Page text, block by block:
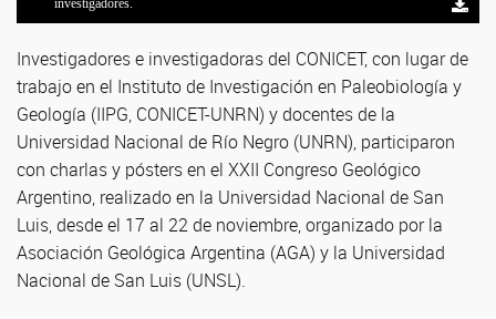
investigadores.
investigadores.
investigadores.
Geológico Argentino. Foto: gentileza investigadores.
gentileza investigadores.
investigadores.
investigadores.
investigadores.
investigadores.
Investigadores e investigadoras del CONICET, con lugar de
trabajo en el Instituto de Investigación en Paleobiología y
Geología (IIPG, CONICET-UNRN) y docentes de la
Universidad Nacional de Río Negro (UNRN), participaron
con charlas y pósters en el XXII Congreso Geológico
Argentino, realizado en la Universidad Nacional de San
Luis, desde el 17 al 22 de noviembre, organizado por la
Asociación Geológica Argentina (AGA) y la Universidad
Nacional de San Luis (UNSL).